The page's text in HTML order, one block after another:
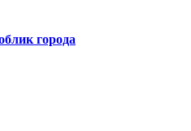
города